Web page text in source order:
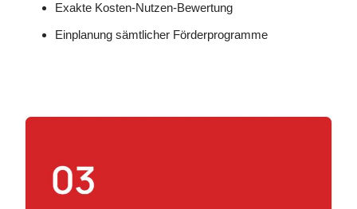
Exakte Kosten-Nutzen-Bewertung
Einplanung sämtlicher Förderprogramme